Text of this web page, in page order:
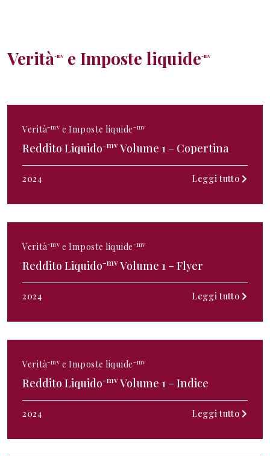
Verità-mv e Imposte liquide-mv
Verità-mv e Imposte liquide-mv
Reddito Liquido-mvVolume 1 – Copertina
2024 Leggi tutto
Verità-mv e Imposte liquide-mv
Reddito Liquido-mvVolume 1 – Flyer
2024 Leggi tutto
Verità-mv e Imposte liquide-mv
Reddito Liquido-mvVolume 1 – Indice
2024 Leggi tutto